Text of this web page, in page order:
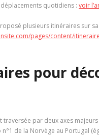
quotidiens : voir
plusieurs itinéraires sur
pages/content/
pour
traversée par deux axes
n°1 de la Norvège au Portugal